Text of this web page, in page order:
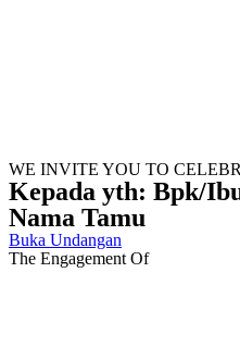
WE INVITE YOU TO
Kepada yth: Bpk/
Nama Tamu
Buka Undangan
The Engagement Of